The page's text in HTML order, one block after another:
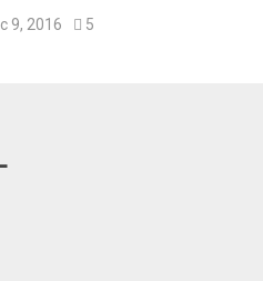
9, 2016 5